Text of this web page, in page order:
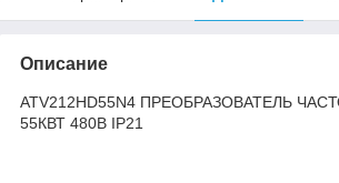
Описание
ATV212HD55N4 ПРЕОБРАЗОВАТЕЛЬ
55КВТ 480В IP21